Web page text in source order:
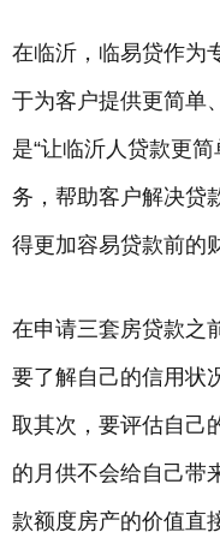
在临沂，临易贷作为
于为客户提供更简单
是“让临沂人贷款更
务，帮助客户解决贷
得更加容易贷款前的
在申请三套房贷款之
要了解自己的信用状
取其次，要评估自己
的月供不会给自己带
款额度房产的价值直